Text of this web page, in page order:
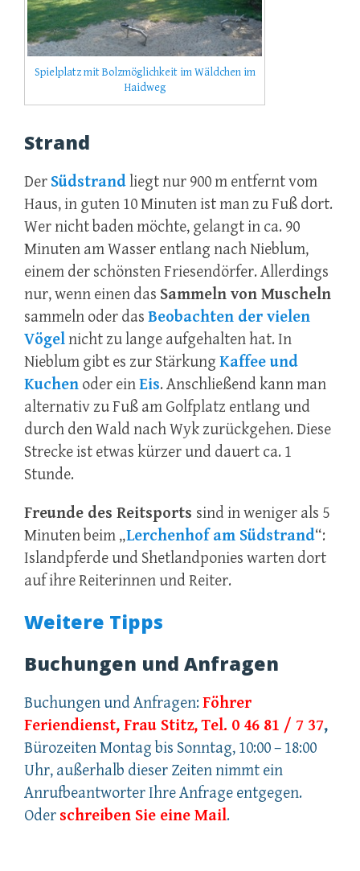
Spielplatz mit Bolzmöglichkeit im Wäldchen im
Haidweg
Strand
Der Südstrandliegt nur 900 m entfernt vom
Haus, in guten 10 Minuten ist man zu Fuß dort.
Wer nicht baden möchte, gelangt in ca. 90
Minuten am Wasser entlang nach Nieblum,
einem der schönsten Friesendörfer. Allerdings
nur, wenn einen das Sammeln von Muscheln
sammeln oder das Beobachten der vielen
Vögelnicht zu lange aufgehalten hat. In
Nieblum gibt es zur Stärkung Kaffee und
Kuchen oder einEis. Anschließend kann man
alternativ zu Fuß am Golfplatz entlang und
durch den Wald nach Wyk zurückgehen. Diese
Strecke ist etwas kürzer und dauert ca. 1
Stunde.
Freunde des Reitsports sind in weniger als 5
Minuten beim „Lerchenhof am Südstrand“:
Islandpferde und Shetlandponies warten dort
auf ihre Reiterinnen und Reiter.
Weitere Tipps
Buchungen und Anfragen
Buchungen und Anfragen:Föhrer
Feriendienst, Frau Stitz,Tel. 0 46 81 / 7 37,
Bürozeiten Montag bis Sonntag, 10:00 – 18:00
Uhr, außerhalb dieser Zeiten nimmt ein
Anrufbeantworter Ihre Anfrage entgegen.
Oder schreiben Sie eine Mail.